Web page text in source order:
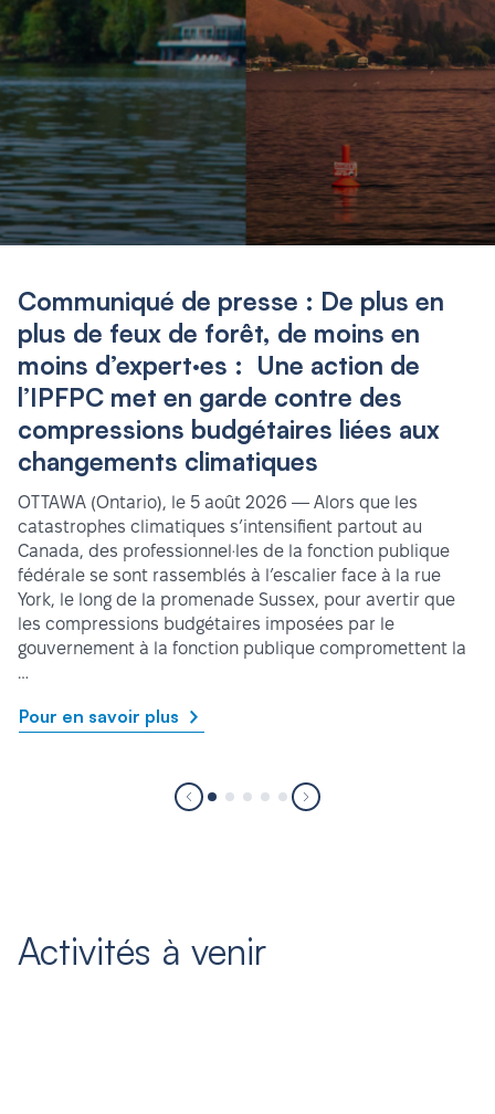
Communiqué de presse : De plus en
plus de feux de forêt, de moins en
moins d’expert·es : Une action de
l’IPFPC met en garde contre des
compressions budgétaires liées aux
changements climatiques
OTTAWA (Ontario), le 5 août 2026 — Alors que les
catastrophes climatiques s’intensifient partout au
Canada, des professionnel·les de la fonction publique
fédérale se sont rassemblés à l’escalier face à la rue
York, le long de la promenade Sussex, pour avertir que
les compressions budgétaires imposées par le
gouvernement à la fonction publique compromettent la
…
Pour en savoir plus
Activités à venir